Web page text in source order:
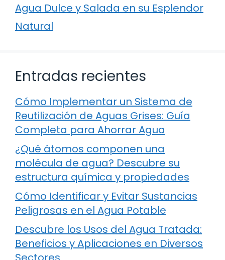
Agua Dulce y Salada en su Esplendor
Natural
Entradas recientes
Cómo Implementar un Sistema de
Reutilización de Aguas Grises: Guía
Completa para Ahorrar Agua
¿Qué átomos componen una
molécula de agua? Descubre su
estructura química y propiedades
Cómo Identificar y Evitar Sustancias
Peligrosas en el Agua Potable
Descubre los Usos del Agua Tratada:
Beneficios y Aplicaciones en Diversos